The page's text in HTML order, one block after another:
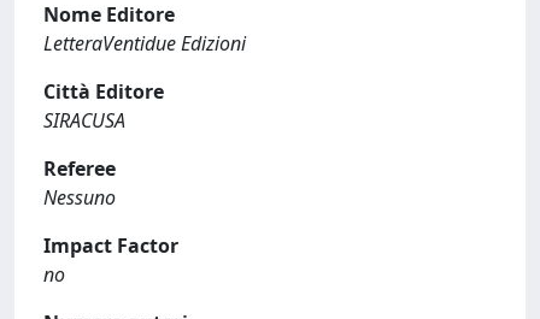
Nome Editore
LetteraVentidue Edizioni
Città Editore
SIRACUSA
Referee
Nessuno
Impact Factor
no